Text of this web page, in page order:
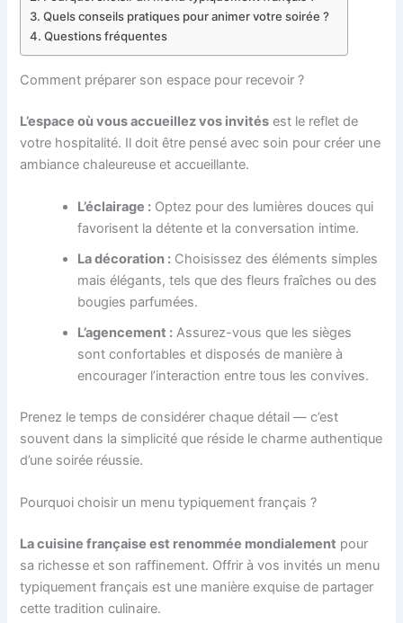
Quels conseils pratiques pour animer votre soirée ?
Questions fréquentes
Comment préparer son espace pour recevoir ?
L’espace où vous accueillez vos invités est le reflet de
votre hospitalité. Il doit être pensé avec soin pour créer une
ambiance chaleureuse et accueillante.
L’éclairage : Optez pour des lumières douces qui
favorisent la détente et la conversation intime.
La décoration : Choisissez des éléments simples
mais élégants, tels que des fleurs fraîches ou des
bougies parfumées.
L’agencement : Assurez-vous que les sièges
sont confortables et disposés de manière à
encourager l’interaction entre tous les convives.
Prenez le temps de considérer chaque détail — c’est
souvent dans la simplicité que réside le charme authentique
d’une soirée réussie.
Pourquoi choisir un menu typiquement français ?
La cuisine française est renommée mondialement pour
sa richesse et son raffinement. Offrir à vos invités un menu
typiquement français est une manière exquise de partager
cette tradition culinaire.